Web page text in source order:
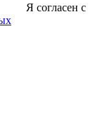
Я согласен с